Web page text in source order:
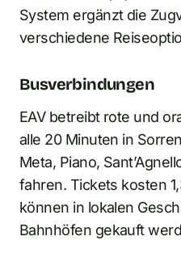
System ergänzt die
verschiedene
Busverbindungen
EAV betreibt rote und
alle 20 Minuten in
Meta, Piano,
fahren. Tickets kosten
können in lokalen
Bahnhöfen gekauft